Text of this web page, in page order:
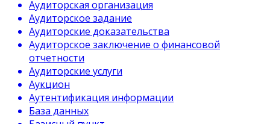
Аудиторская организация
Аудиторское задание
Аудиторские доказательства
Аудиторское заключение о финансовой
отчетности
Аудиторские услуги
Аукцион
Аутентификация информации
База данных